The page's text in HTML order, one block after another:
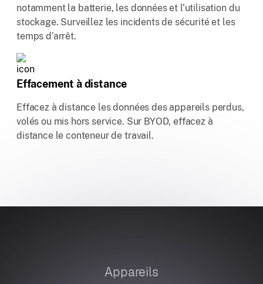
notamment la batterie, les données et l’utilisation du
stockage. Surveillez les incidents de sécurité et les
temps d’arrêt.
Effacement à distance
Effacez à distance les données des appareils perdus,
volés ou mis hors service. Sur BYOD, effacez à
distance le conteneur de travail.
Appareils